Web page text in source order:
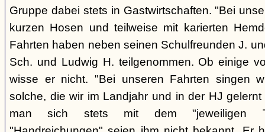
Gruppe dabei stets in Gastwirtschaften. "Bei
kurzen Hosen und teilweise mit karierten
Fahrten haben neben seinen Schulfreunden J.
Sch. und Ludwig H. teilgenommen. Ob einige
wisse er nicht. "Bei unseren Fahrten singen
solche, die wir im Landjahr und in der HJ
man sich stets mit dem "jeweiligen